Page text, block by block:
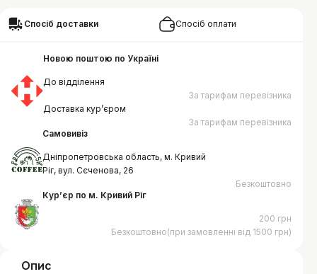
Опис
Спосіб доставки Спосіб оплати
Новою поштою по Україні
До відділення
За тарифам перевізника
Доставка курʼєром
За тарифам перевізника
Самовивіз
Дніпропетровська область, м. Кривий
Ріг, вул. Сєченова, 26
Безкоштовно
Курʼєр по м. Кривий Ріг
200 грн
Безкоштовно(при замовленні від 1500 грн)